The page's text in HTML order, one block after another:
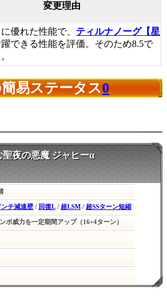
変更理由
優れた性能で、 ティルナノーグ【星
できる性能を評価。そのため8.5で
易ステータス0
聖夜の悪魔 ジャヒーα
ンチ減速壁 / 回復L / 超LSM / 超SSターン短縮
ボ威力を一定期間アップ（16+4ターン）